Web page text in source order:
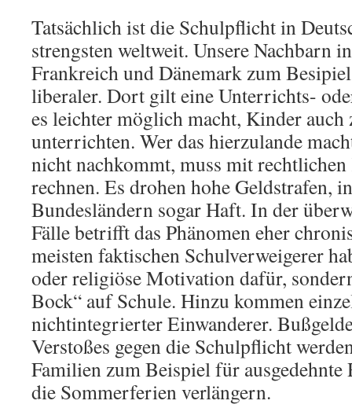
Tatsächlich ist die Schulpflicht in
strengsten weltweit. Unsere Nachbarn
Frankreich und Dänemark zum
liberaler. Dort gilt eine Unterrichts-
es leichter möglich macht, Kinder auch
unterrichten. Wer das hierzulande
nicht nachkommt, muss mit rechtlichen
rechnen. Es drohen hohe Geldstrafen,
Bundesländern sogar Haft. In der
Fälle betrifft das Phänomen eher
meisten faktischen Schulverweigerer
oder religiöse Motivation dafür,
Bock“ auf Schule. Hinzu kommen
nichtintegrierter Einwanderer.
Verstoßes gegen die Schulpflicht
Familien zum Beispiel für ausgedehnte
die Sommerferien verlängern.